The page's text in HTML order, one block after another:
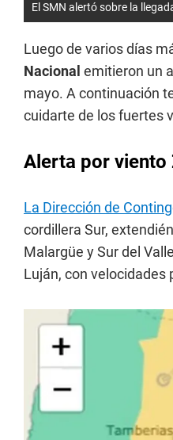
El SMN alertó sobre la
Luego de varios días
Nacional emitieron un
mayo. A continuación
cuidarte de los fuertes
Alerta por viento
La Dirección de
cordillera Sur,
Malargüe y Sur del
Luján, con